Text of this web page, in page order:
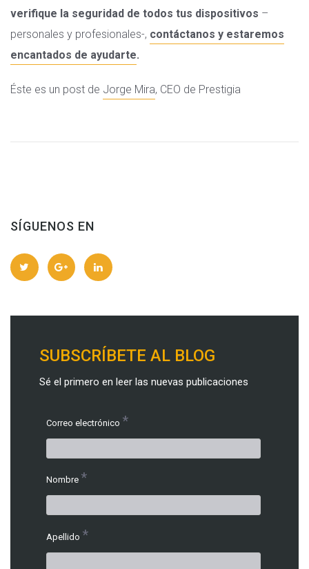
verifique la seguridad de todos tus dispositivos –
personales y profesionales-, contáctanos y estaremos
encantados de ayudarte.
Éste es un post de Jorge Mira, CEO de Prestigia
SÍGUENOS EN
SUBSCRÍBETE AL BLOG
Sé el primero en leer las nuevas publicaciones
Correo electrónico *
Nombre *
Apellido *